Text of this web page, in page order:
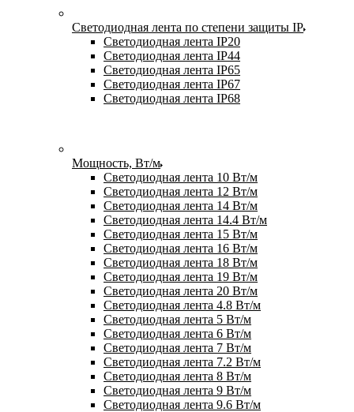
Светодиодная лента по степени защиты IP
Светодиодная лента IP20
Светодиодная лента IP44
Светодиодная лента IP65
Светодиодная лента IP67
Светодиодная лента IP68
Мощность, Вт/м
Светодиодная лента 10 Вт/м
Светодиодная лента 12 Вт/м
Светодиодная лента 14 Вт/м
Светодиодная лента 14.4 Вт/м
Светодиодная лента 15 Вт/м
Светодиодная лента 16 Вт/м
Светодиодная лента 18 Вт/м
Светодиодная лента 19 Вт/м
Светодиодная лента 20 Вт/м
Светодиодная лента 4.8 Вт/м
Светодиодная лента 5 Вт/м
Светодиодная лента 6 Вт/м
Светодиодная лента 7 Вт/м
Светодиодная лента 7.2 Вт/м
Светодиодная лента 8 Вт/м
Светодиодная лента 9 Вт/м
Светодиодная лента 9.6 Вт/м